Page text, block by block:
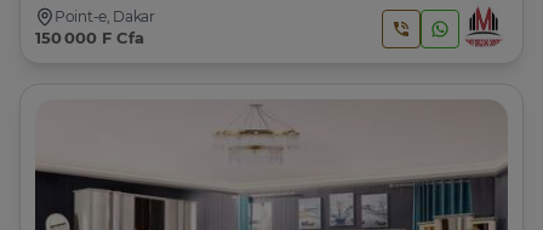
Point-e, Dakar
150 000 F Cfa